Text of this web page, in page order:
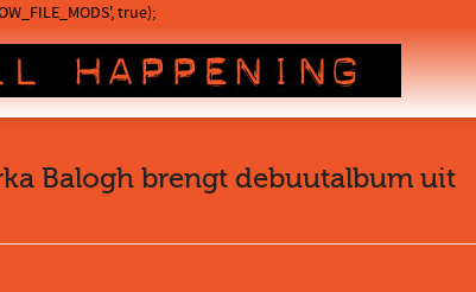
true);
Balogh brengt debuutalbum uit